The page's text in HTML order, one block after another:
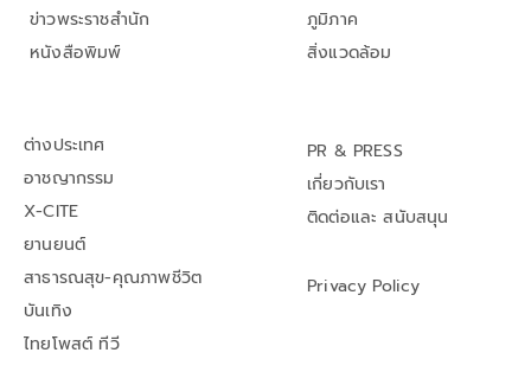
ข่าวพระราชสำนัก
หนังสือพิมพ์
ภูมิภาค
สิ่งแวดล้อม
ต่างประเทศ
อาชญากรรม
X-CITE
ยานยนต์
สาธารณสุข-คุณภาพชีวิต
บันเทิง
ไทยโพสต์ ทีวี
PR & PRESS
เกี่ยวกับเรา
ติดต่อและ สนับสนุน
Privacy Policy